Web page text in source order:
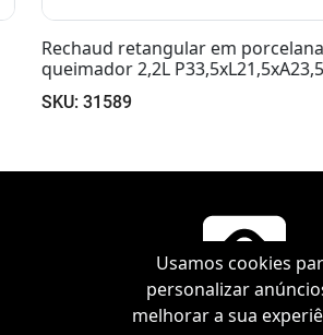
Rechaud retangular em
queimador 1,4L
SKU: 31588
Usamos cookies
personalizar
melhorar a sua